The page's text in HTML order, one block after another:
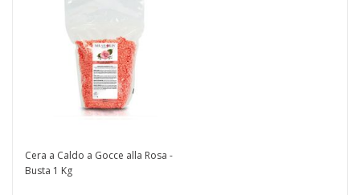
Cera a Caldo a Gocce alla Rosa -
Busta 1 Kg